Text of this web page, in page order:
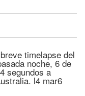
timelapse del
noche, 6 de
segundos a
l4 mar6